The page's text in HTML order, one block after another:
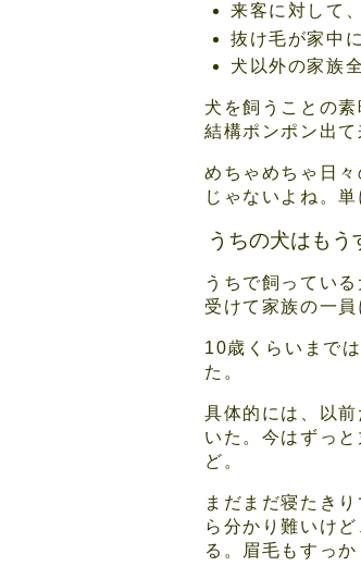
来客に対して
抜け毛が家中
犬以外の家族
犬を飼うことの
結構ポンポン出て
めちゃめちゃ日
じゃないよね。
うちの犬はもう
うちで飼ってい
受けて家族の一員
10歳くらいまで
た。
具体的には、以
いた。今はずっ
ど。
まだまだ寝たき
ら分かり難いけ
る。眉毛もすっか